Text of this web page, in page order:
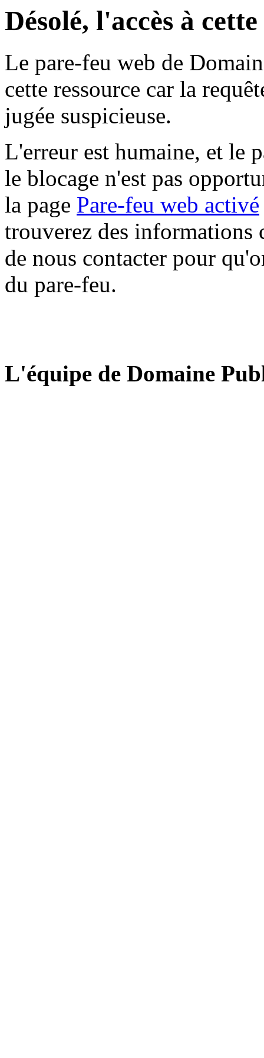
Désolé, l'accès à
Le pare-feu web de
cette ressource car la
jugée suspicieuse.
L'erreur est humaine, et le
le blocage n'est pas
la page Pare-feu web activé
trouverez des informations
de nous contacter pour
du pare-feu.
L'équipe de Domaine